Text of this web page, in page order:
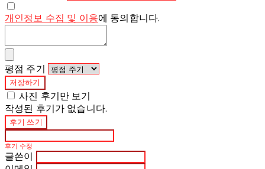
개인정보 수집 및 이용에 동의합니다.
평점 주기
저장하기
사진 후기만 보기
작성된 후기가 없습니다.
후기 쓰기
후기 수정
글쓴이